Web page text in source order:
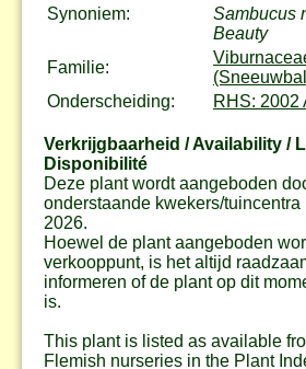
Synoniem:
Sambucus
Beauty
Familie:
Onderscheiding:
RHS: 2002
Verkrijgbaarheid / Availability /
Disponibilité
Deze plant wordt aangeboden
onderstaande kwekers/
2026.
Hoewel de plant aangeboden
verkooppunt, is het altijd
informeren of de plant op dit
is.
This plant is listed as available
Flemish nurseries in the Plant